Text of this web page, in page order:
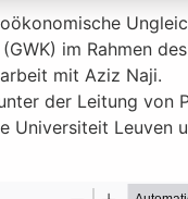
im Rahmen
mit Aziz Naji.
der Leitung von
Universiteit Leuven